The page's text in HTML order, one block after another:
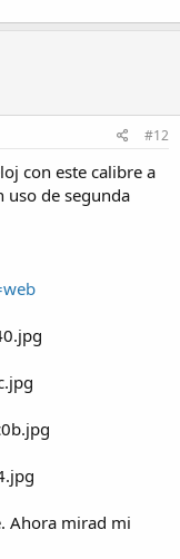
#12
con este calibre a
uso de segunda
Ahora mirad mi